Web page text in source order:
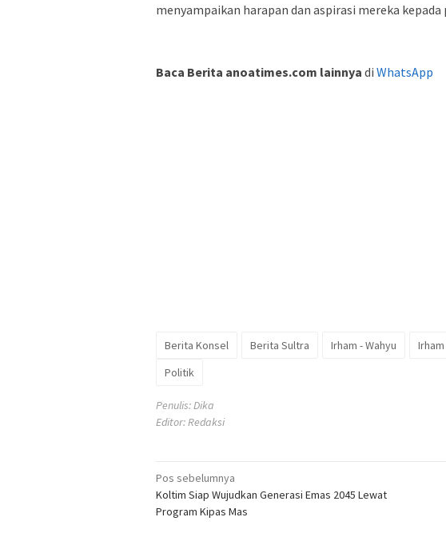
menyampaikan harapan dan aspirasi mereka kepada
Baca Berita anoatimes.com lainnya di WhatsApp
Berita Konsel Berita Sultra Irham - Wahyu
Politik
Penulis: Dika
Editor: Redaksi
Navigasi
pos
Pos sebelumnya
Koltim Siap Wujudkan Generasi Emas 2045 Lewat
Program Kipas Mas